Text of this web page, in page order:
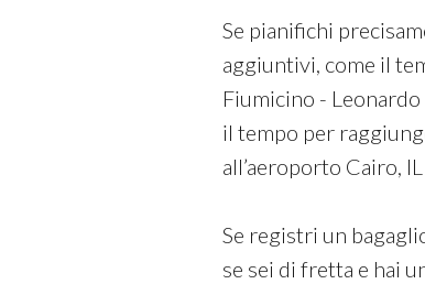
Se pianifichi
aggiuntivi, come il
Fiumicino -
il tempo per
all’aeroporto Cairo,
Se registri un
se sei di fretta e hai